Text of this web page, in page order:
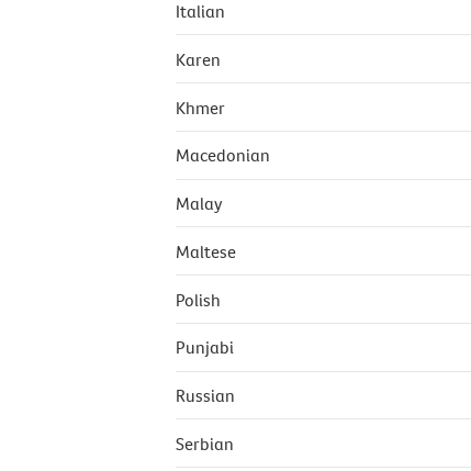
Italian
Karen
Khmer
Macedonian
Malay
Maltese
Polish
Punjabi
Russian
Serbian